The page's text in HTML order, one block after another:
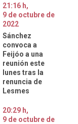
21:16 h,
9 de octubre de
2022
Sánchez
convoca a
Feijóo a una
reunión este
lunes tras la
renuncia de
Lesmes
20:29 h,
9 de octubre de